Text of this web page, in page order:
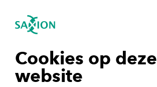
Cookies op deze
website
Navigatie openen
tonen
tonen
sluiten
Subnavigatie tonen